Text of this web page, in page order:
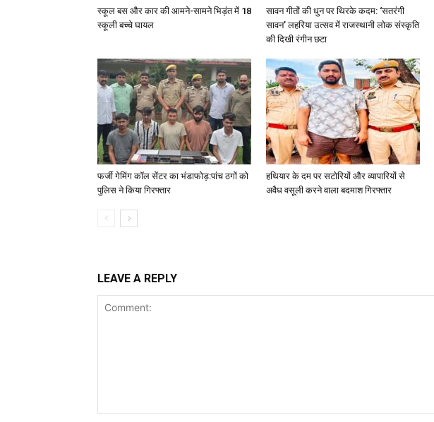
स्कूल बस और कार की आमने-सामने भिड़ंत में 18
स्कूली बच्चे घायल
सावन गीतों की धुन पर थिरके कदम: ‘सतरंगी
सावन’ लहरिया उत्सव में राजस्थानी लोक संस्कृति
की दिखी रंगीन छटा
फर्जी गेमिंग कॉल सेंटर का भंडाफोड़:पांच ठगों को
पुलिस ने किया गिरफ्तार
हथियार के दम पर सटोरियों और व्यापारियों से
अवैध वसूली करने वाला बदमाश गिरफ्तार
LEAVE A REPLY